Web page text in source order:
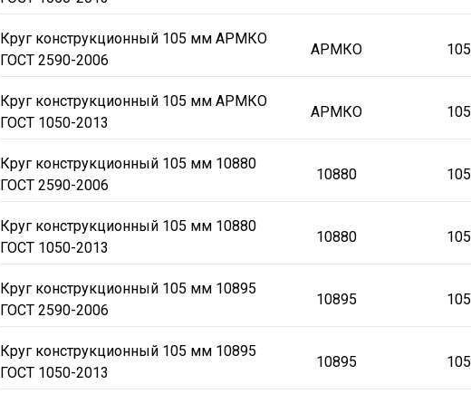
Круг конструкционный 105 мм АРМКО
ГОСТ 2590-2006
АРМКО 105
Круг конструкционный 105 мм АРМКО
ГОСТ 1050-2013
АРМКО 105
Круг конструкционный 105 мм 10880
ГОСТ 2590-2006
10880 105
Круг конструкционный 105 мм 10880
ГОСТ 1050-2013
10880 105
Круг конструкционный 105 мм 10895
ГОСТ 2590-2006
10895 105
Круг конструкционный 105 мм 10895
ГОСТ 1050-2013
10895 105